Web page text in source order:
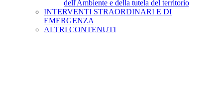
dell'Ambiente e della tutela del territorio
INTERVENTI STRAORDINARI E DI
EMERGENZA
ALTRI CONTENUTI